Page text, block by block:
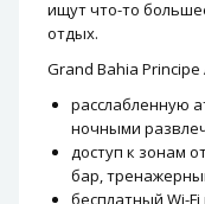
ищут что-то
отдых.
Grand Bahia
расслабленную
ночными
доступ к зонам
бар,
бесплатный Wi-